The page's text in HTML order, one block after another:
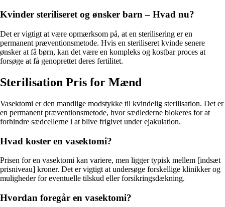
Kvinder steriliseret og ønsker barn – Hvad nu?
Det er vigtigt at være opmærksom på, at en sterilisering er en
permanent præventionsmetode. Hvis en steriliseret kvinde senere
ønsker at få børn, kan det være en kompleks og kostbar proces at
forsøge at få genoprettet deres fertilitet.
Sterilisation Pris for Mænd
Vasektomi er den mandlige modstykke til kvindelig sterilisation. Det er
en permanent præventionsmetode, hvor sædlederne blokeres for at
forhindre sædcellerne i at blive frigivet under ejakulation.
Hvad koster en vasektomi?
Prisen for en vasektomi kan variere, men ligger typisk mellem [indsæt
prisniveau] kroner. Det er vigtigt at undersøge forskellige klinikker og
muligheder for eventuelle tilskud eller forsikringsdækning.
Hvordan foregår en vasektomi?